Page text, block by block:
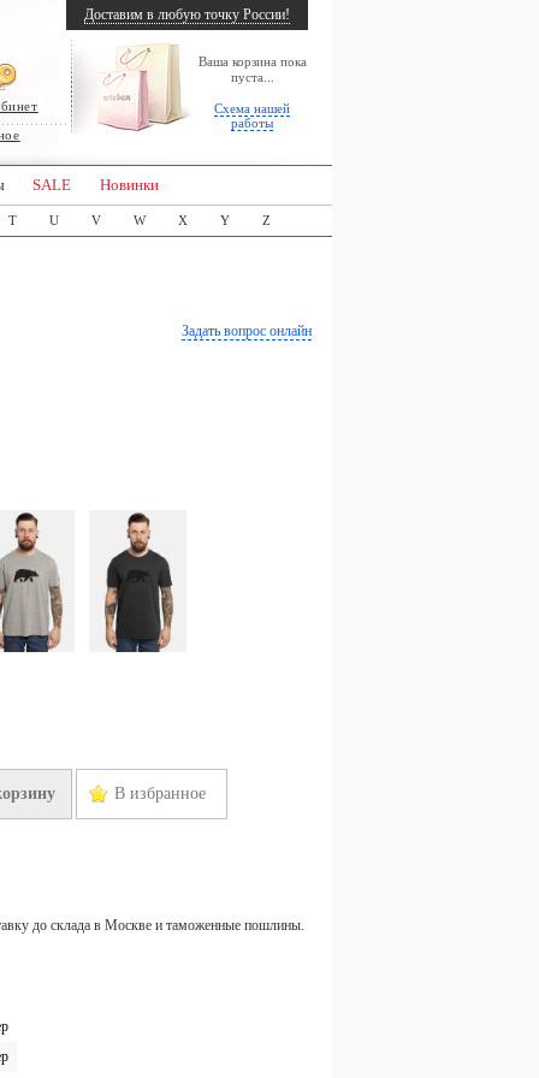
Ваша корзина пока
пуста...
Схема нашей
работы
Доставим в любую точку России!
SALE Новинки
T U V W X Y Z
Задать вопрос онлайн
В избранное
до склада в Москве и таможенные пошлины.